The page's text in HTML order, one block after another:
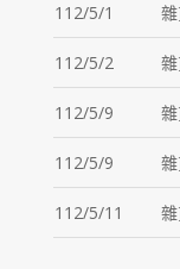
112/5/1
112/5/2
112/5/9
112/5/9
112/5/11